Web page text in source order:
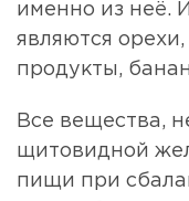
именно из неё.
являются
продукты,
Все вещества,
щитовидной
пищи при